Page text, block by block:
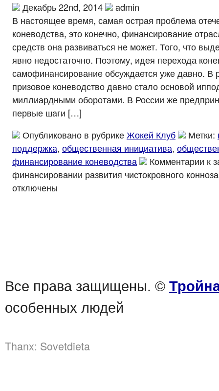
Декабрь 22nd, 2014
admin
В настоящее время, самая острая проблема
коневодства, это конечно, финансирование
средств она развиваться не может. Того, что
явно недостаточно. Поэтому, идея перехода
самофинансирование обсуждается уже давно. В
призовое коневодство давно стало основой
миллиардными оборотами. В России же
первые шаги […]
Опубликовано в рубрике Жокей Клуб Метки:
поддержка, общественная инициатива,
финансирование коневодства
Комментарии к
финансировании развития чистокровного
отключены
Все права защищены. ©
особенных людей
Thanx: Sovetdieta